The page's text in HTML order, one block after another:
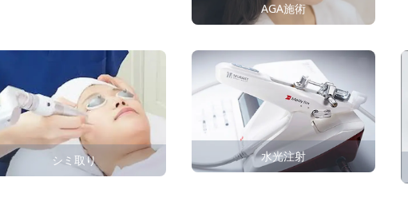
AGA施術
シミ取り 水光注射